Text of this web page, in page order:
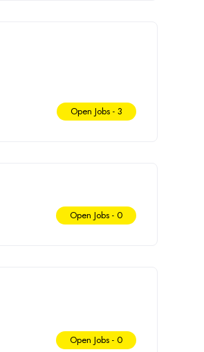
Open Jobs - 3
Open Jobs - 0
Open Jobs - 0